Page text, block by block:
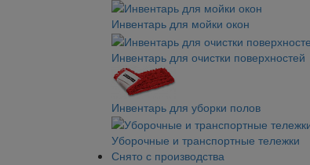
Инвентарь для мойки окон
Инвентарь для очистки поверхностей
Инвентарь для уборки полов
Уборочные и транспортные тележки
Снято с производства